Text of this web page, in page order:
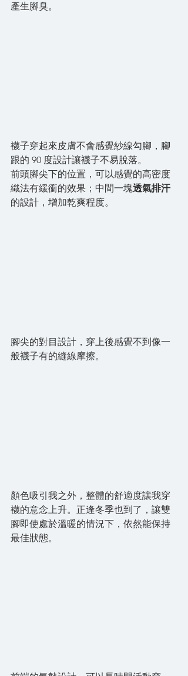
產生腳臭。
襪子穿起來皮膚不會感覺紗線勾腳，腳
跟的 90 度設計讓襪子不易脫落。
前頭腳尖下的位置，可以感覺的高密度
織法有緩衝的效果；中間一塊透氣排汗
的設計，增加乾爽程度。
腳尖的對目設計，穿上後感覺不到像一
般襪子有的縫線摩擦。
顏色吸引我之外，整體的舒適度讓我穿
襪的意念上升。正逢冬季也到了，讓雙
腳即使處於溫暖的情況下，依然能保持
最佳狀態。